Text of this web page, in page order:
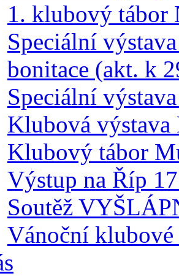
1. klubový tábor
Speciální
bonitace (akt. k
Speciální
Klubová
Klubový tábor
Výstup na Říp
Soutěž
Vánoční klubové